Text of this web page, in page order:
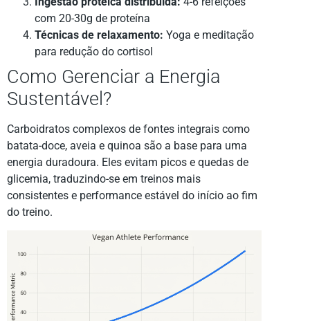
com 20-30g de proteína
Técnicas de relaxamento: Yoga e meditação
para redução do cortisol
Como Gerenciar a Energia
Sustentável?
Carboidratos complexos de fontes integrais como
batata-doce, aveia e quinoa são a base para uma
energia duradoura. Eles evitam picos e quedas de
glicemia, traduzindo-se em treinos mais
consistentes e performance estável do início ao fim
do treino.